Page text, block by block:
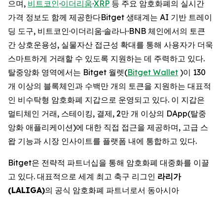
으며, 비트코인·이더리움·XRP 등 주요 암호화폐의 실시간
가격 정보도 함께 제공한다Bitget 생태계는 AI 기반 트레이
딩 도구, 비트코인·이더리움·솔라나·BNB 체인에서의 토큰
간 상호운용성, 실물자산 접근성 확대를 통해 사용자가 더욱
스마트하게 거래할 수 있도록 지원하는 데 주력하고 있다.
탈중앙화 영역에서는 Bitget 월렛(Bitget Wallet )이 130
개 이상의 블록체인과 수백만 개의 토큰을 지원하는 대표적
인 비수탁형 암호화폐 지갑으로 운영되고 있다. 이 지갑은
멀티체인 거래, 스테이킹, 결제, 2만 개 이상의 DApp(탈중
앙화 애플리케이션)에 대한 직접 접근을 제공하며, 고급 스
왑 기능과 시장 인사이트를 플랫폼 내에 통합하고 있다.
Bitget은 전략적 파트너십을 통해 암호화폐 대중화를 이끌
고 있다. 대표적으로 세계 최고 축구 리그인 라리가
(LALIGA)의 공식 암호화폐 파트너로서 동아시아